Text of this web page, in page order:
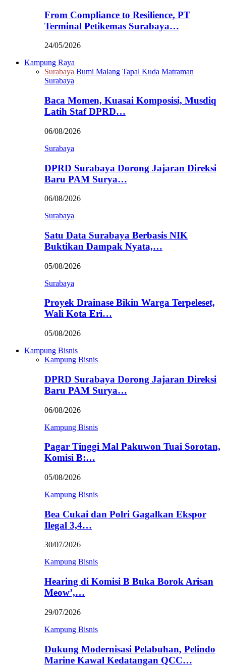
From Compliance to Resilience, PT
Terminal Petikemas Surabaya…
24/05/2026
Kampung Raya
Surabaya Bumi Malang Tapal Kuda Matraman
Surabaya
Baca Momen, Kuasai Komposisi, Musdiq
Latih Staf DPRD…
06/08/2026
Surabaya
DPRD Surabaya Dorong Jajaran Direksi
Baru PAM Surya…
06/08/2026
Surabaya
Satu Data Surabaya Berbasis NIK
Buktikan Dampak Nyata,…
05/08/2026
Surabaya
Proyek Drainase Bikin Warga Terpeleset,
Wali Kota Eri…
05/08/2026
Kampung Bisnis
Kampung Bisnis
DPRD Surabaya Dorong Jajaran Direksi
Baru PAM Surya…
06/08/2026
Kampung Bisnis
Pagar Tinggi Mal Pakuwon Tuai Sorotan,
Komisi B:…
05/08/2026
Kampung Bisnis
Bea Cukai dan Polri Gagalkan Ekspor
Ilegal 3,4…
30/07/2026
Kampung Bisnis
Hearing di Komisi B Buka Borok Arisan
Meow’,…
29/07/2026
Kampung Bisnis
Dukung Modernisasi Pelabuhan, Pelindo
Marine Kawal Kedatangan QCC…